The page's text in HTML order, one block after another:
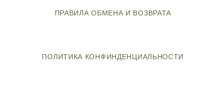
ПРАВИЛА ОБМЕНА И ВОЗВРАТА
ПОЛИТИКА КОНФИНДЕНЦИАЛЬНОСТИ